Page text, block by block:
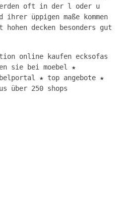
oft in der l oder u
üppigen maße kommen
decken besonders gut
online kaufen ecksofas
sie bei moebel ★
★ top angebote ★
über 250 shops